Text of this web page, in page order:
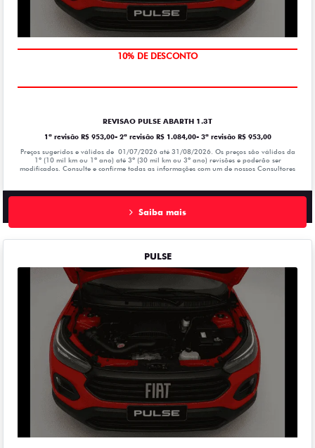
MÃO DE OBRA
REVISAO PULSE ABARTH 1.3T
1ª revisão R$ 953,00- 2ª revisão R$ 1.084,00- 3ª revisão R$ 953,00
Preços sugeridos e válidos de 01/07/2026 até 31/08/2026. Os preços são válidos da
1º (10 mil km ou 1ª ano) até 3º (30 mil km ou 3º ano) revisões e poderão ser
modificados. Consulte e confirme todas as informações com um de nossos Consultores
Saiba mais
PULSE